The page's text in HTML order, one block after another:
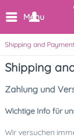
Menu
Shipping and
Shipping
Zahlung und
Wichtige Info für
Wir versuchen